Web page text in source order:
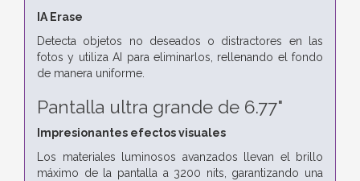
IA Erase
Detecta objetos no deseados o distractores en las
fotos y utiliza AI para eliminarlos, rellenando el fondo
de manera uniforme.
Pantalla ultra grande de 6.77"
Impresionantes efectos visuales
Los materiales luminosos avanzados llevan el brillo
máximo de la pantalla a 3200 nits, garantizando una